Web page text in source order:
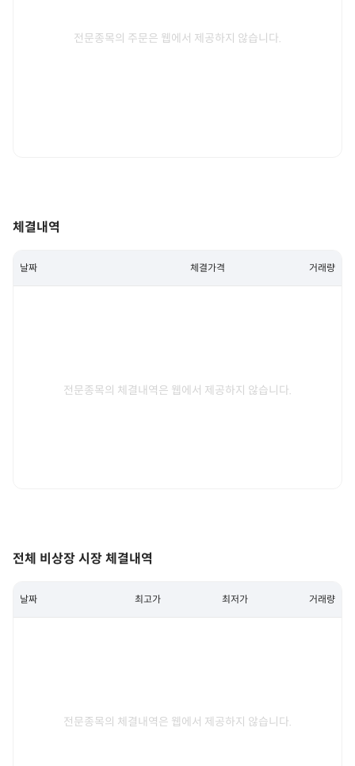
전문종목의 주문은 웹에서 제공하지 않습니다.
체결내역
날짜 체결가격 거래량
전문종목의 체결내역은 웹에서 제공하지 않습니다.
전체 비상장 시장 체결내역
날짜 최고가 최저가 거래량
전문종목의 체결내역은 웹에서 제공하지 않습니다.